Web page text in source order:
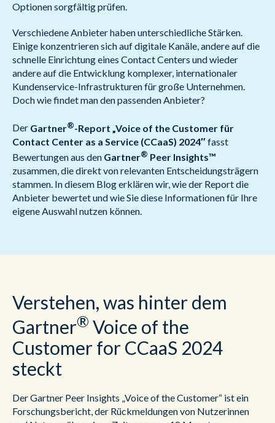
Optionen sorgfältig prüfen.
Verschiedene Anbieter haben unterschiedliche Stärken.
Einige konzentrieren sich auf digitale Kanäle, andere auf die
schnelle Einrichtung eines Contact Centers und wieder
andere auf die Entwicklung komplexer, internationaler
Kundenservice-Infrastrukturen für große Unternehmen.
Doch wie findet man den passenden Anbieter?
Der Gartner®-Report „Voice of the Customer für
Contact Center as a Service (CCaaS) 2024″fasst
Bewertungen aus den Gartner® Peer Insights™
zusammen, die direkt von relevanten Entscheidungsträgern
stammen. In diesem Blog erklären wir, wie der Report die
Anbieter bewertet und wie Sie diese Informationen für Ihre
eigene Auswahl nutzen können.
Verstehen, was hinter dem
Gartner® Voice of the
Customer for CCaaS 2024
steckt
Der Gartner Peer Insights „Voice of the Customer“ ist ein
Forschungsbericht, der Rückmeldungen von Nutzerinnen